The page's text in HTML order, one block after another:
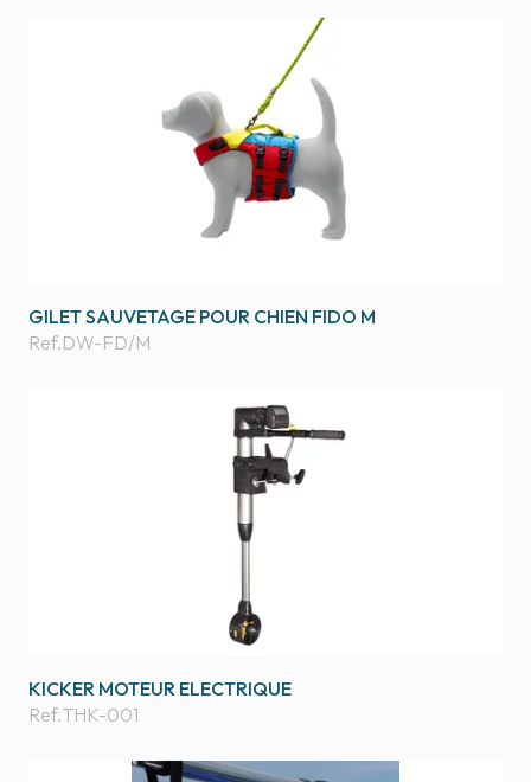
GILET SAUVETAGE POUR CHIEN FIDO M
Ref.DW-FD/M
KICKER MOTEUR ELECTRIQUE
Ref.THK-001